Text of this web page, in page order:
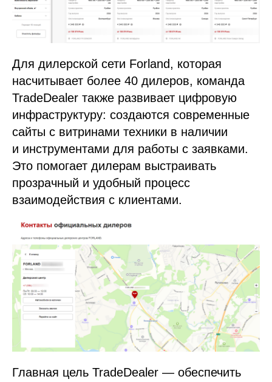
Для дилерской сети Forland, которая
насчитывает более 40 дилеров, команда
TradeDealer также развивает цифровую
инфраструктуру: создаются современные
сайты с витринами техники в наличии
и инструментами для работы с заявками.
Это помогает дилерам выстраивать
прозрачный и удобный процесс
взаимодействия с клиентами.
Главная цель TradeDealer — обеспечить